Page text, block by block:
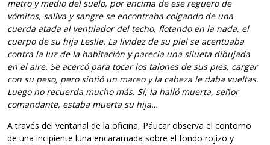
metro y medio del suelo, por encima de ese reguero de
vómitos, saliva y sangre se encontraba colgando de una
cuerda atada al ventilador del techo, flotando en la nada, el
cuerpo de su hija Leslie. La lividez de su piel se acentuaba
contra la luz de la habitación y parecía una silueta dibujada
en el aire. Se acercó para tocar los talones de sus pies, cargar
con su peso, pero sintió un mareo y la cabeza le daba vueltas.
Luego no recuerda mucho más. Sí, la halló muerta, señor
comandante, estaba muerta su hija…
A través del ventanal de la oficina, Páucar observa el contorno
de una incipiente luna encaramada sobre el fondo rojizo y